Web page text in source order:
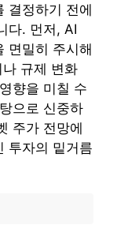
결정하기 전에
다. 먼저, AI
면밀히 주시해
규제 변화
향을 미칠 수
으로 신중하
주가 전망에
투자의 밑거름